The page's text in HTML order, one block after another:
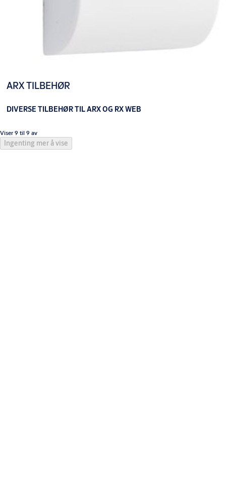
ARX TILBEHØR
DIVERSE TILBEHØR TIL ARX OG RX WEB
Viser 9 til 9 av
Ingenting mer å vise